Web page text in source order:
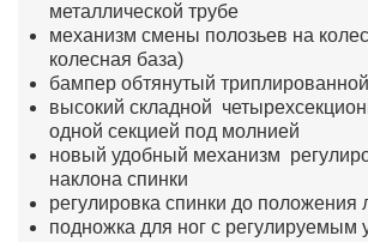
металлической трубе
механизм смены полозьев на
колесная база)
бампер обтянутый триплированной
высокий складной
одной секцией под молнией
новый удобный механизм
наклона спинки
регулировка спинки до положения
подножка для ног с регулируемым